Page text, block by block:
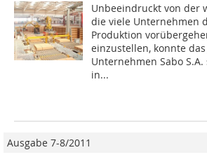
Unbeeindruckt von der
die viele Unternehmen
Produktion
einzustellen, konnte
Unternehmen Sabo
in...
Ausgabe 7-8/2011